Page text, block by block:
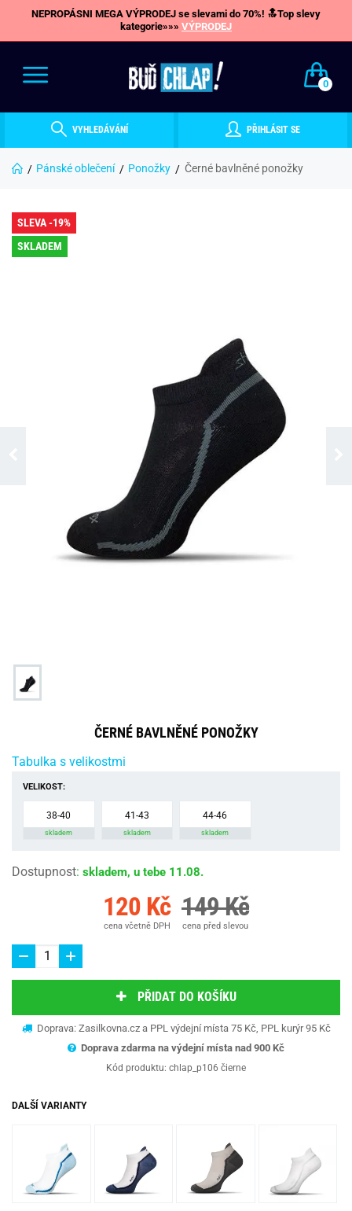
NEPROPÁSNI MEGA VÝPRODEJ se slevami do 70%! 🔝Top slevy
kategorie»»» VÝPRODEJ
0
VYHLEDÁVÁNÍ PŘIHLÁSIT SE
Pánské oblečení Ponožky Černé bavlněné ponožky
SLEVA -19%
SKLADEM
ČERNÉ BAVLNĚNÉ PONOŽKY
Tabulka s velikostmi
VELIKOST:
38-40
skladem
41-43
skladem
44-46
skladem
Dostupnost: skladem, u tebe 11.08.
120 Kč
cena včetně DPH
149 Kč
cena před slevou
PŘIDAT DO KOŠÍKU
Doprava: Zasilkovna.cz a PPL výdejní místa 75 Kč, PPL kurýr 95 Kč
Doprava zdarma na výdejní místa nad 900 Kč
Kód produktu: chlap_p106 čierne
DALŠÍ VARIANTY